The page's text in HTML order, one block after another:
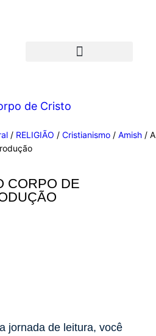
/ RELIGIÃO /Cristianismo /Amish /
CORPO DE
jornada de leitura, você